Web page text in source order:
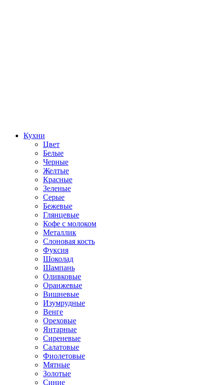
Кухни
Цвет
Белые
Черные
Желтые
Красные
Зеленые
Серые
Бежевые
Глянцевые
Кофе с молоком
Металлик
Слоновая кость
Фуксия
Шоколад
Шампань
Оливковые
Оранжевые
Вишневые
Изумрудные
Венге
Ореховые
Янтарные
Сиреневые
Салатовые
Фиолетовые
Мятные
Золотые
Синие